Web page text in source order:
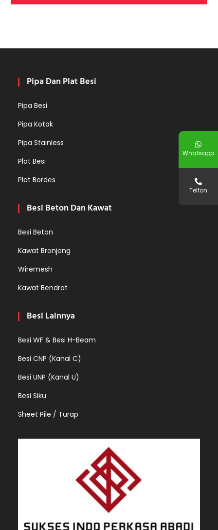
Pipa Dan Plat Besi
Pipa Besi
Pipa Kotak
Pipa Stainless
Plat Besi
Plat Bordes
Besi Beton Dan Kawat
Besi Beton
Kawat Bronjong
Wiremesh
Kawat Bendrat
Besi Lainnya
Besi WF & Besi H-Beam
Besi CNP (Kanal C)
Besi UNP (Kanal U)
Besi Siku
Sheet Pile / Turap
Whatsapp
Telfon